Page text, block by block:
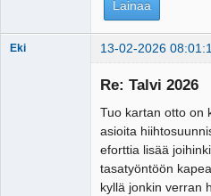
Lainaa
Eki 13-02-2026
Re: Talvi 2026
Tuo kartan otto on
asioita
eforttia lisää
tasatyöntöön
kyllä jonkin verran